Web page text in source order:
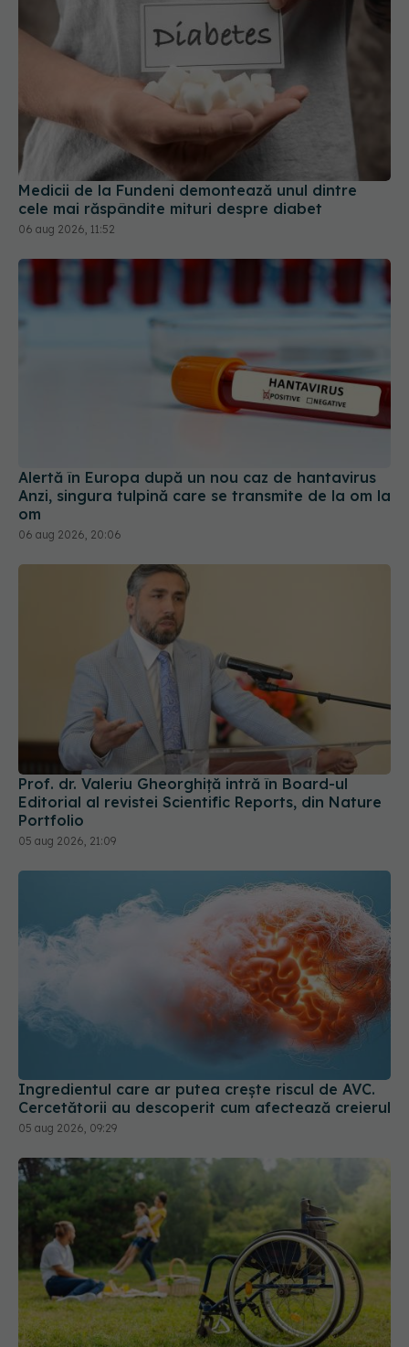
Medicii de la Fundeni demontează unul dintre
cele mai răspândite mituri despre diabet
06 aug 2026, 11:52
Anzi, singura tulpină care se transmite de la om la
om
06 aug 2026, 20:06
Prof. dr. Valeriu Gheorghiță intră în Board-ul
Editorial al revistei Scientific Reports, din Nature
Portfolio
05 aug 2026, 21:09
Ingredientul care ar putea crește riscul de AVC.
Cercetătorii au descoperit cum afectează creierul
05 aug 2026, 09:29